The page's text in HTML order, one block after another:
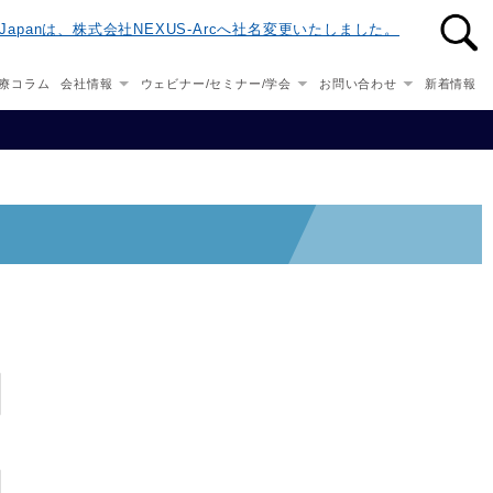
コラム 会社情報 ウェビナー/セミナー/学会 お問い合わせ 新着情報
は、株式会社NEXUS-Arcへ社名変更いたしました。